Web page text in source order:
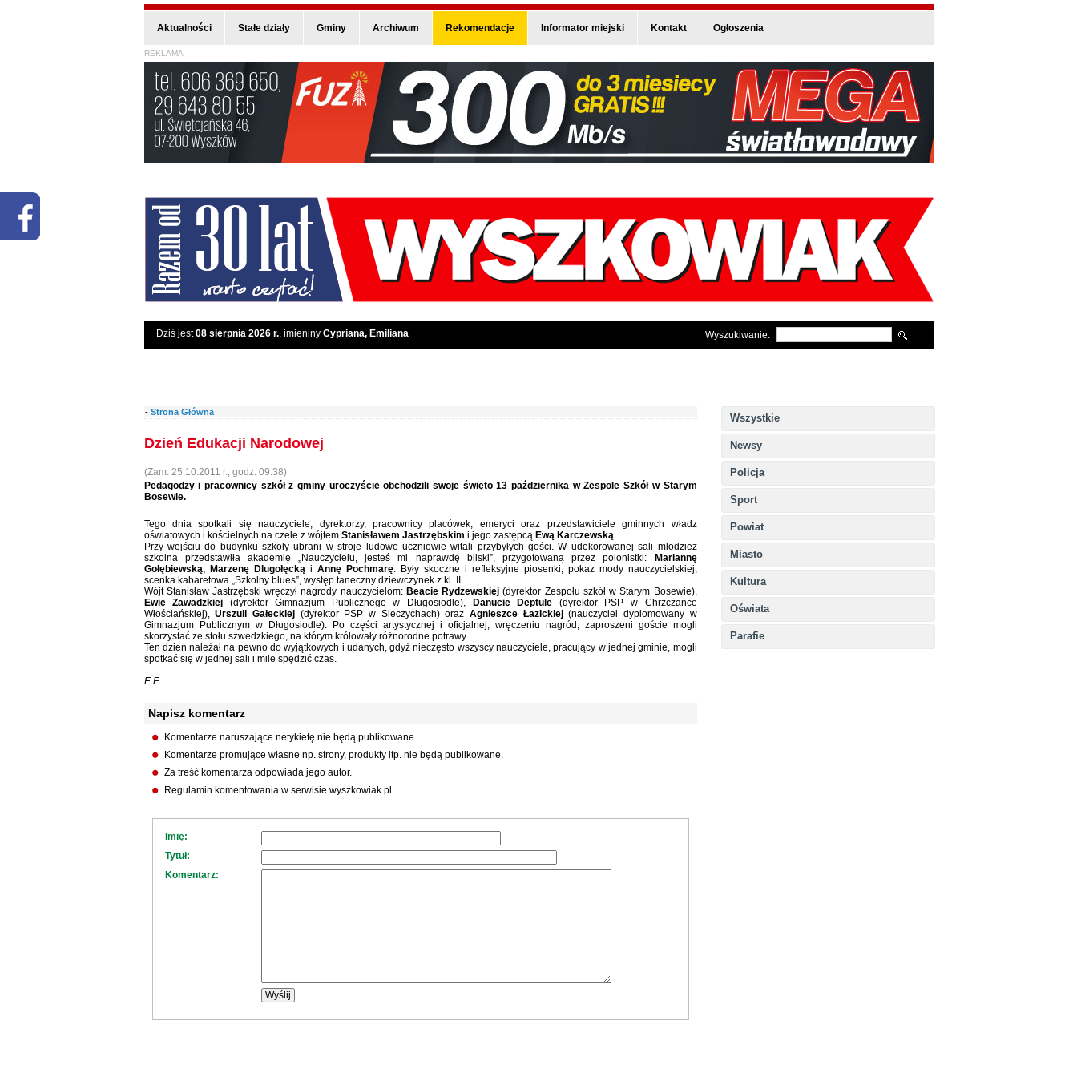
Aktualności Stałe działy Gminy Archiwum Rekomendacje Informator miejski Kontakt Ogłoszenia
REKLAMA
Dziś jest08 sierpnia 2026 r., imieniny Cypriana, Emiliana Wyszukiwanie:
Wszystkie
Newsy
Policja
Sport
Powiat
Miasto
Kultura
Oświata
Parafie
- Strona Główna
Dzień Edukacji Narodowej
(Zam: 25.10.2011 r., godz. 09.38)
Pedagodzy i pracownicy szkół z gminy uroczyście obchodzili swoje święto 13 października w Zespole Szkół w Starym
Bosewie.
Tego dnia spotkali się nauczyciele, dyrektorzy, pracownicy placówek, emeryci oraz przedstawiciele gminnych władz
oświatowych i kościelnych na czele z wójtem Stanisławem Jastrzębskim i jego zastępcą Ewą Karczewską.
Przy wejściu do budynku szkoły ubrani w stroje ludowe uczniowie witali przybyłych gości. W udekorowanej sali młodzież
szkolna przedstawiła akademię „Nauczycielu, jesteś mi naprawdę bliski”, przygotowaną przez polonistki:
Mariannę
Gołębiewską, Marzenę Dlugołęckąi Annę Pochmarę. Były skoczne i refleksyjne piosenki, pokaz mody nauczycielskiej,
scenka kabaretowa „Szkolny blues”, występ taneczny dziewczynek z kl. II.
Wójt Stanisław Jastrzębski wręczył nagrody nauczycielom:Beacie Rydzewskiej(dyrektor Zespołu szkół w Starym Bosewie),
Ewie Zawadzkiej (dyrektor Gimnazjum Publicznego w Długosiodle), Danucie Deptule (dyrektor PSP w Chrzczance
Włościańskiej),Urszuli Gałeckiej(dyrektor PSP w Sieczychach) oraz Agnieszce Łazickiej(nauczyciel dyplomowany w
Gimnazjum Publicznym w Długosiodle). Po części artystycznej i oficjalnej, wręczeniu nagród, zaproszeni goście mogli
skorzystać ze stołu szwedzkiego, na którym królowały różnorodne potrawy.
Ten dzień należał na pewno do wyjątkowych i udanych, gdyż nieczęsto wszyscy nauczyciele, pracujący w jednej gminie, mogli
spotkać się w jednej sali i mile spędzić czas.
E.E.
Napisz komentarz
Komentarze naruszające netykietę nie będą publikowane.
Komentarze promujące własne np. strony, produkty itp. nie będą publikowane.
Za treść komentarza odpowiada jego autor.
Regulamin komentowania w serwisie wyszkowiak.pl
Imię:
Tytuł:
Komentarz: